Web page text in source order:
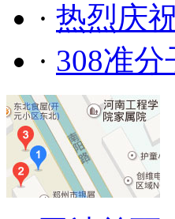
· 热烈庆
· 308准